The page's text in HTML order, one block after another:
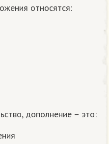
относятся:
дополнение – это: